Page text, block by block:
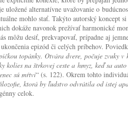
alternatívne uvažovanie o
mohlo stať. Takýto autorský koncept
dokáže navonok prežívať harmonické
môžu desiť, prekvapovať, prípadne aj
epizód či celých príbehov.
topánky. Otvára dvere, počuje zvuky
na štrkovej ceste a hmyz, keď sa
sú mŕtvi“ (s. 122). Okrem tohto
ktorá by ľudstvo odvrátila od istej
celok.